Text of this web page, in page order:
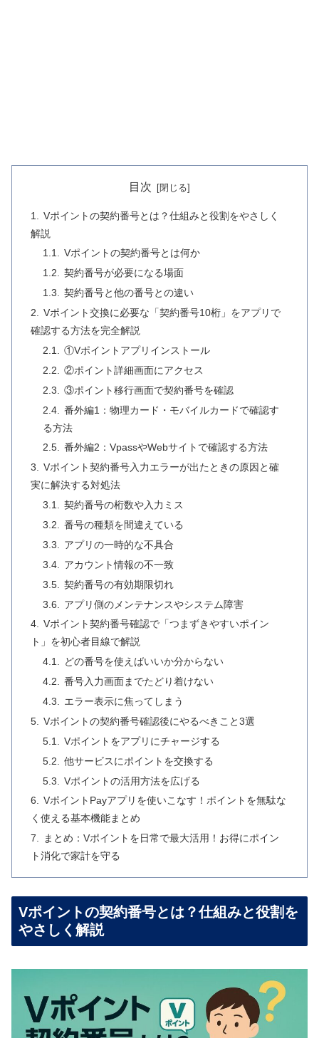
目次
Vポイントの契約番号とは？仕組みと役割をやさしく
解説
Vポイントの契約番号とは何か
契約番号が必要になる場面
契約番号と他の番号との違い
Vポイント交換に必要な「契約番号10桁」をアプリで
確認する方法を完全解説
①Vポイントアプリインストール
②ポイント詳細画面にアクセス
③ポイント移行画面で契約番号を確認
番外編1：物理カード・モバイルカードで確認す
る方法
番外編2：VpassやWebサイトで確認する方法
Vポイント契約番号入力エラーが出たときの原因と確
実に解決する対処法
契約番号の桁数や入力ミス
番号の種類を間違えている
アプリの一時的な不具合
アカウント情報の不一致
契約番号の有効期限切れ
アプリ側のメンテナンスやシステム障害
Vポイント契約番号確認で「つまずきやすいポイン
ト」を初心者目線で解説
どの番号を使えばいいか分からない
番号入力画面までたどり着けない
エラー表示に焦ってしまう
Vポイントの契約番号確認後にやるべきこと3選
Vポイントをアプリにチャージする
他サービスにポイントを交換する
Vポイントの活用方法を広げる
VポイントPayアプリを使いこなす！ポイントを無駄な
く使える基本機能まとめ
まとめ：Vポイントを日常で最大活用！お得にポイン
ト消化で家計を守る
Vポイントの契約番号とは？仕組みと役割を
やさしく解説